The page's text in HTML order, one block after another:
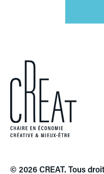
© 2026 CREAT. Tous